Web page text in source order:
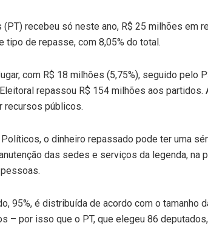
recebeu só neste ano, R$ 25 milhões em
tipo de repasse, com 8,05% do total.
com R$ 18 milhões (5,75%), seguido pelo
repassou R$ 154 milhões aos partidos.
recursos públicos.
o dinheiro repassado pode ter uma
das sedes e serviços da legenda, na
95%, é distribuída de acordo com o tamanho
– por isso que o PT, que elegeu 86